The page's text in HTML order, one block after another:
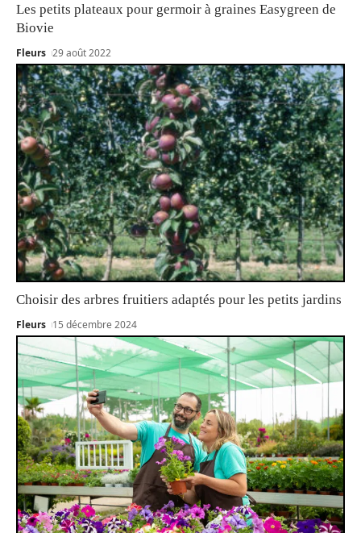
Les petits plateaux pour germoir à graines Easygreen de
Biovie
Fleurs 29 août 2022
Choisir des arbres fruitiers adaptés pour les petits jardins
Fleurs 15 décembre 2024